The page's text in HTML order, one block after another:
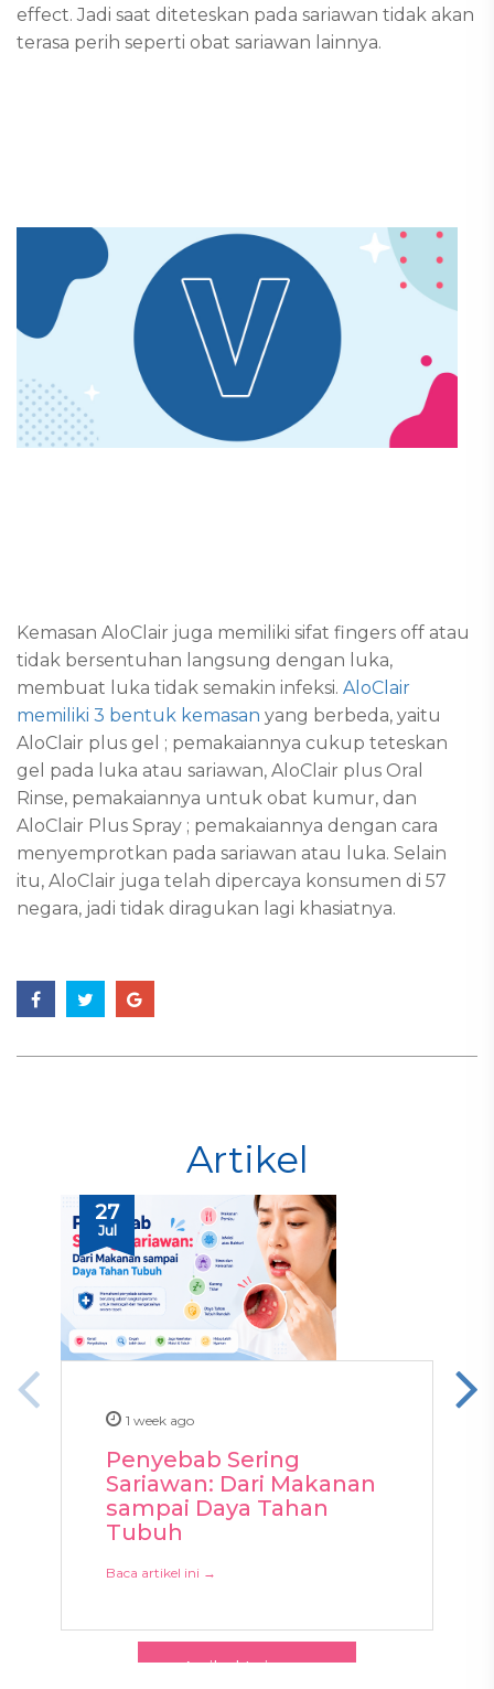
effect. Jadi saat diteteskan pada sariawan tidak akan
terasa perih seperti obat sariawan lainnya.
Kemasan AloClair juga memiliki sifat fingers off atau
tidak bersentuhan langsung dengan luka,
membuat luka tidak semakin infeksi. AloClair
memiliki 3 bentuk kemasan yang berbeda, yaitu
AloClair plus gel ; pemakaiannya cukup teteskan
gel pada luka atau sariawan, AloClair plus Oral
Rinse, pemakaiannya untuk obat kumur, dan
AloClair Plus Spray ; pemakaiannya dengan cara
menyemprotkan pada sariawan atau luka. Selain
itu, AloClair juga telah dipercaya konsumen di 57
negara, jadi tidak diragukan lagi khasiatnya.
Artikel
27
Jul
1 week ago
Penyebab Sering
Sariawan: Dari Makanan
sampai Daya Tahan
Tubuh
Baca artikel ini →
Artikel Lainnya